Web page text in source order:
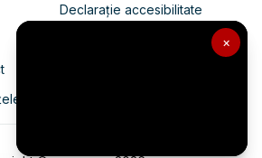
×
Declarație accesibilitate
Politica de confidențialitate